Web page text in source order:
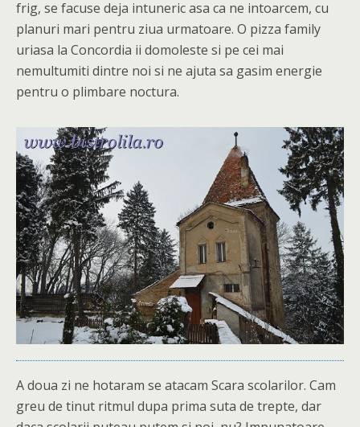
frig, se facuse deja intuneric asa ca ne intoarcem, cu
planuri mari pentru ziua urmatoare. O pizza family
uriasa la Concordia ii domoleste si pe cei mai
nemultumiti dintre noi si ne ajuta sa gasim energie
pentru o plimbare noctura.
A doua zi ne hotaram se atacam Scara scolarilor. Cam
greu de tinut ritmul dupa prima suta de trepte, dar